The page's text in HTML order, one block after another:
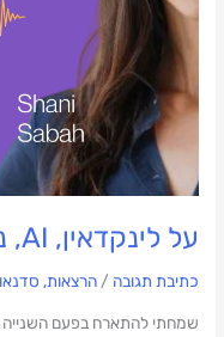
על לינקדאין, AI, נטוורקינג ומה שביניהם
כתיבת תגובה /הרצאות,